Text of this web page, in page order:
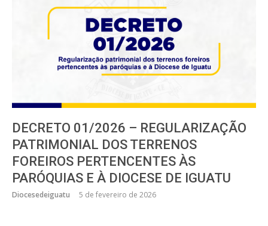
DECRETO 01/2026 – REGULARIZAÇÃO
PATRIMONIAL DOS TERRENOS
FOREIROS PERTENCENTES ÀS
PARÓQUIAS E À DIOCESE DE IGUATU
Diocesedeiguatu 5 de fevereiro de 2026